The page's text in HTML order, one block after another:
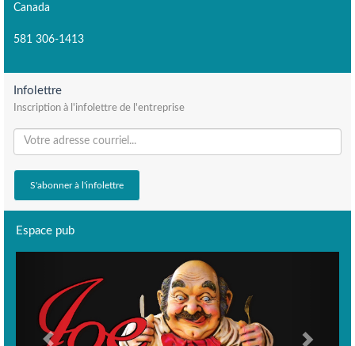
Canada
581 306-1413
Infolettre
Inscription à l'infolettre de l'entreprise
Espace pub